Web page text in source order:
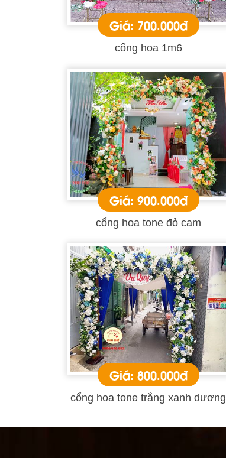
Giá: 700.000đ
cổng hoa 1m6
Giá: 900.000đ
cổng hoa tone đỏ cam
Giá: 800.000đ
cổng hoa tone trắng xanh dương